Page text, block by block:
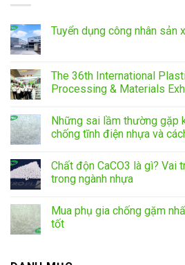
Tuyển dụng công nhân
The 36th International
Processing & Materials
Những sai lầm thường gặp
chống tĩnh điện nhựa và
Chất độn CaCO3 là gì? Vai
trong ngành nhựa
Mua phụ gia chống gặm
tốt